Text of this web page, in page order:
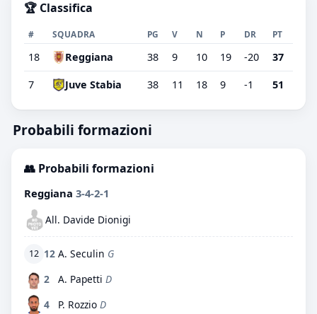
🏆 Classifica
# SQUADRA PG V N P DR PT
18 Reggiana 38 9 10 19 -20 37
7 Juve Stabia 38 11 18 9 -1 51
Probabili formazioni
👥 Probabili formazioni
Reggiana 3-4-2-1
All. Davide Dionigi
12 12 A. Seculin G
2
A. Papetti D
4
P. Rozzio D